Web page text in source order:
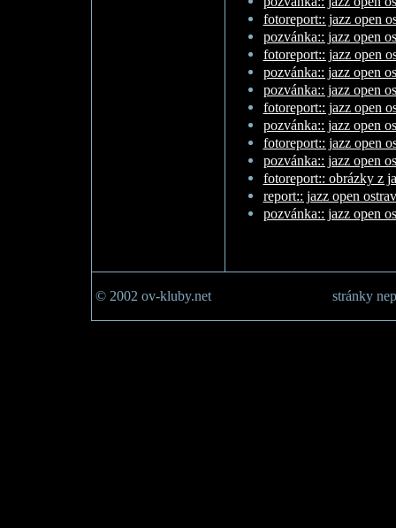
fotoreport:: jazz open
pozvánka:: jazz open
fotoreport:: jazz open
pozvánka:: jazz open
pozvánka:: jazz open
fotoreport:: jazz open
pozvánka:: jazz open
fotoreport:: jazz open
pozvánka:: jazz open
fotoreport:: obrázky z
report:: jazz open
pozvánka:: jazz open
© 2002 ov-kluby.net stránky